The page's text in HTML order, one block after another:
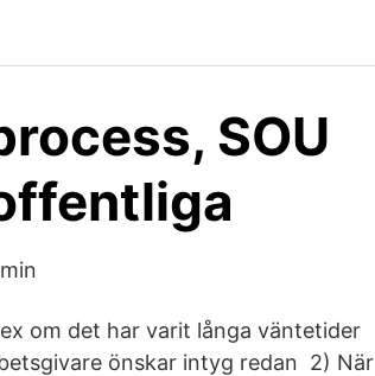
SOU
om det har varit långa väntetider
önskar intyg redan 2) När